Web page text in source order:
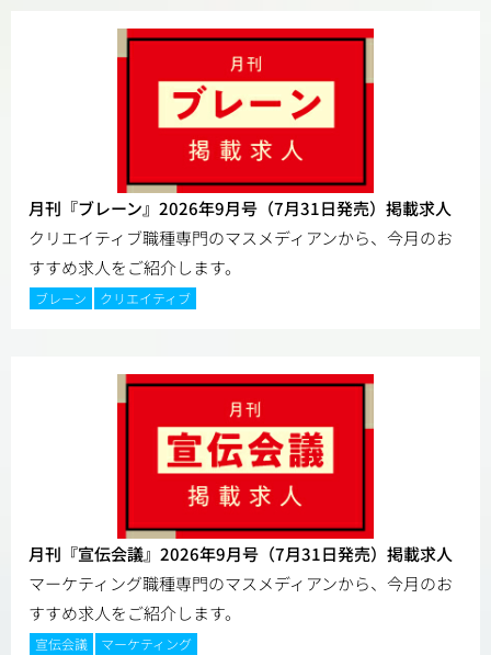
月刊『ブレーン』2026年9月号（7月31日発売）掲載求人
クリエイティブ職種専門のマスメディアンから、今月のお
すすめ求人をご紹介します。
ブレーン クリエイティブ
月刊『宣伝会議』2026年9月号（7月31日発売）掲載求人
マーケティング職種専門のマスメディアンから、今月のお
すすめ求人をご紹介します。
宣伝会議 マーケティング